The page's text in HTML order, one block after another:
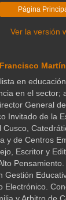
Página
Ver la versión
en
en el sector;
General
Invitado de la
Cusco,
y de Centros
Escritor y
Gestión
Electrónico.